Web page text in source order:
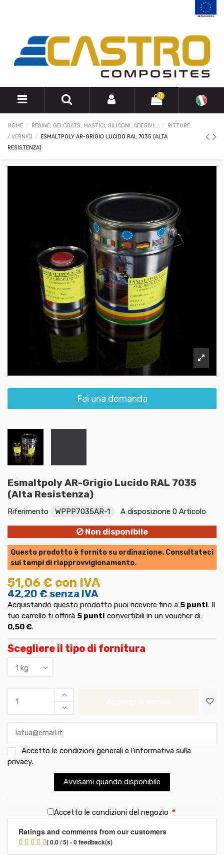
0
HOME RESINE, GELCOATS, MASTICI, SILICONI, ADESIVI...
PITTURE
/ VERNICI
ESMALTPOLY AR-GRIGIO LUCIDO RAL 7035 (ALTA
RESISTENZA)
Fai una domanda
Esmaltpoly AR-Grigio Lucido RAL 7035
(Alta Resistenza)
Riferimento WPPP7035AR-1 A disposizione 0 Articolo
Non disponibile
Questo prodotto è fornito su ordinazione. Consultateci
sui tempi di riapprovvigionamento.
51,06 € con IVA
42,20 € senza IVA
Acquistando questo prodotto puoi ricevere fino a 5 punti. Il
tuo carrello ti offrirà 5 punti convertibili in un voucher di:
0,50 €.
Scegliere il tipo di fornitura
Accetto le condizioni generali e l’informativa sulla
privacy.
Avvisami quando disponibile
Accetto le condizioni del negozio *
Ratings and comments from our customers
( 0.0 / 5) - 0 feedback(s)